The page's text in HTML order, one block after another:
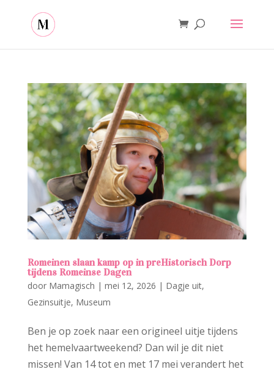
Romeinen slaan kamp op in preHistorisch Dorp
tijdens Romeinse Dagen
door Mamagisch | mei 12, 2026 | Dagje uit,
Gezinsuitje, Museum
Ben je op zoek naar een origineel uitje tijdens
het hemelvaartweekend? Dan wil je dit niet
missen! Van 14 tot en met 17 mei verandert het